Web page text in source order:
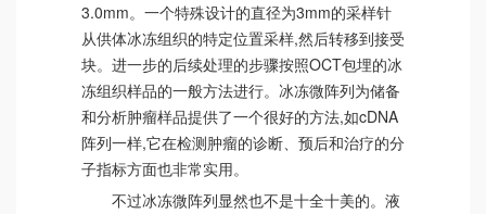
3.0mm。一个特殊设计的直径为3mm的采样针
从供体冰冻组织的特定位置采样,然后转移到接受
块。进一步的后续处理的步骤按照OCT包埋的冰
冻组织样品的一般方法进行。冰冻微阵列为储备
和分析肿瘤样品提供了一个很好的方法,如cDNA
阵列一样,它在检测肿瘤的诊断、预后和治疗的分
子指标方面也非常实用。
不过冰冻微阵列显然也不是十全十美的。液